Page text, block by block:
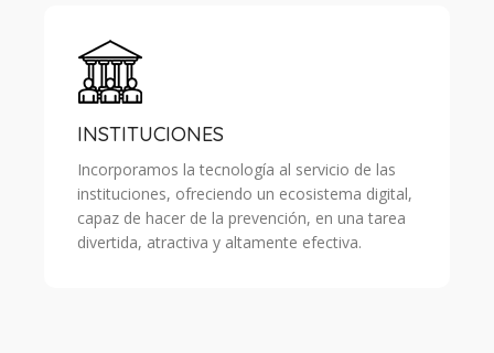
INSTITUCIONES
Incorporamos la tecnología al servicio de las
instituciones, ofreciendo un ecosistema digital,
capaz de hacer de la prevención, en una tarea
divertida, atractiva y altamente efectiva.